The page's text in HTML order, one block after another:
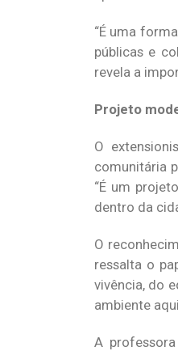
“É uma
públicas e
revela a
Projeto
O
comunitária
“É um
dentro da
O
ressalta o
vivência, do
ambiente
A